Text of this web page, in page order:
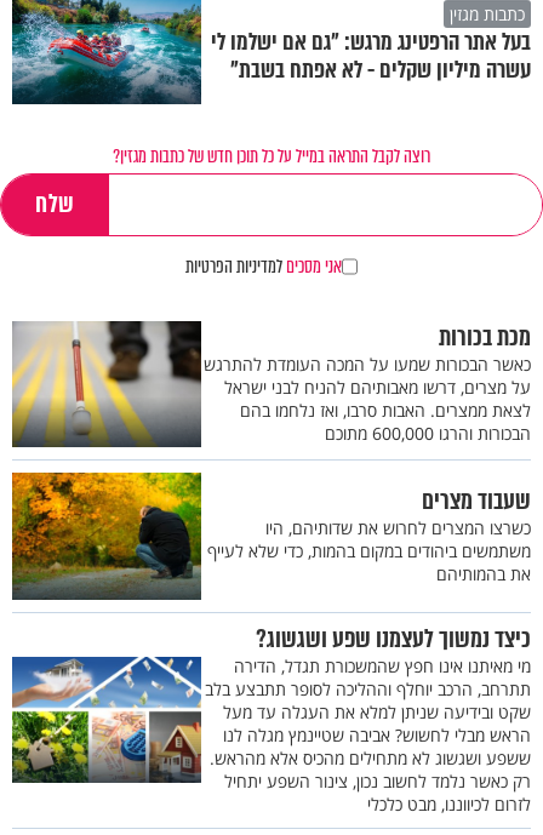
כתבות מגזין
בעל אתר הרפטינג מרגש: "גם אם ישלמו לי
עשרה מיליון שקלים - לא אפתח בשבת"
רוצה לקבל התראה במייל על כל תוכן חדש של כתבות מגזין?
אני מסכיםלמדיניות הפרטיות
מכת בכורות
כאשר הבכורות שמעו על המכה העומדת להתרגש
על מצרים, דרשו מאבותיהם להניח לבני ישראל
לצאת ממצרים. האבות סרבו, ואז נלחמו בהם
הבכורות והרגו 600,000 מתוכם
שעבוד מצרים
כשרצו המצרים לחרוש את שדותיהם, היו
משתמשים ביהודים במקום בהמות, כדי שלא לעייף
את בהמותיהם
כיצד נמשוך לעצמנו שפע ושגשוג?
מי מאיתנו אינו חפץ שהמשכורת תגדל, הדירה
תתרחב, הרכב יוחלף וההליכה לסופר תתבצע בלב
שקט ובידיעה שניתן למלא את העגלה עד מעל
הראש מבלי לחשוש? אביבה שטיינמץ מגלה לנו
ששפע ושגשוג לא מתחילים מהכיס אלא מהראש.
רק כאשר נלמד לחשוב נכון, צינור השפע יתחיל
לזרום לכיווננו, מבט כלכלי